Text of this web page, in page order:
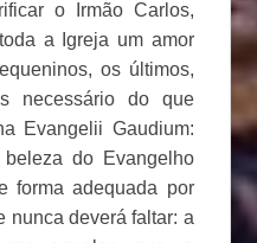
o Irmão Carlos,
a Igreja um amor
os últimos,
necessário do que
Evangelii Gaudium:
do Evangelho
forma adequada por
nunca deverá faltar: a